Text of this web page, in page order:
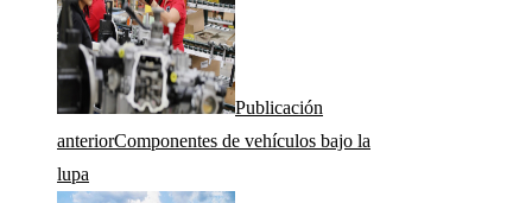
Publicación
anteriorComponentes de vehículos bajo la
lupa